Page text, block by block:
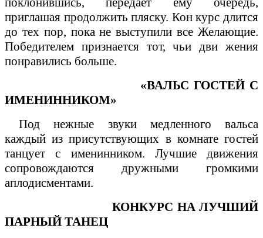
приглашая продолжить пляску. Кон курс длится
до тех пор, пока не выступили все Желающие.
Победителем признается тот, чьи дви жения
понравились больше.
«ВАЛЬС ГОСТЕЙ С
ИМЕНИННИКОМ»
Под нежные звуки медленного вальса
каждый из присутствующих в комнате гостей
танцует с именинником. Лучшие движения
сопровождаются дружными громкими
аплодисментами.
КОНКУРС НА ЛУЧШИЙ
ПАРНЫЙ ТАНЕЦ